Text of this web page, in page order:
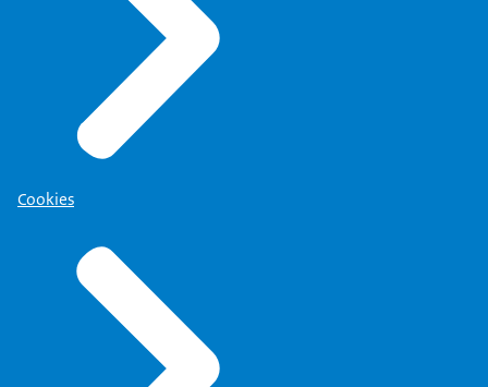
Cookies